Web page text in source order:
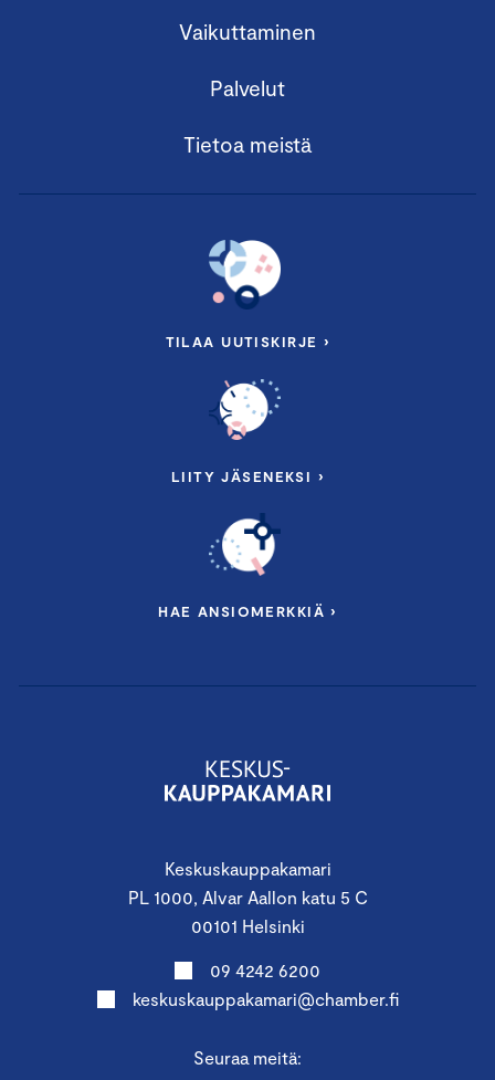
Keskuskauppakamari
PL 1000, Alvar Aallon katu 5 C
00101 Helsinki
09 4242 6200
keskuskauppakamari@chamber.fi
Seuraa meitä:
Vaikuttaminen
Palvelut
Tietoa meistä
TILAA UUTISKIRJE ›
LIITY JÄSENEKSI ›
HAE ANSIOMERKKIÄ ›